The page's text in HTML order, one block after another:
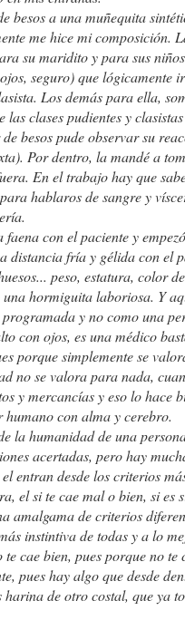
besos a una muñequita
me hice mi composición.
su maridito y para sus
seguro) que lógicamente
Los demás para ella,
clases pudientes y
besos pude observar su
Por dentro, la mandé a
En el trabajo hay que
hablaros de sangre y
con el paciente y
distancia fría y gélida con el
peso, estatura, color
hormiguita laboriosa. Y
y no como una
con ojos, es una médico
porque simplemente se
no se valora para nada,
y mercancías y eso lo hace
humano con alma y cerebro.
la humanidad de una
acertadas, pero hay
entran desde los criterios
el si te cae mal o bien, si es
amalgama de criterios
instintiva de todas y a lo
cae bien, pues porque no
pues hay algo que desde
de otro costal, que ya